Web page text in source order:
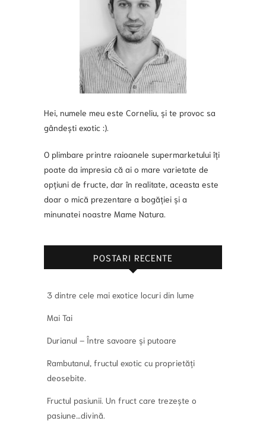
Hei, numele meu este Corneliu, și te provoc sa
gândești exotic :).
O plimbare printre raioanele supermarketului îți
poate da impresia că ai o mare varietate de
opțiuni de fructe, dar în realitate, aceasta este
doar o mică prezentare a bogăției și a
minunatei noastre Mame Natura.
POSTARI RECENTE
3 dintre cele mai exotice locuri din lume
Mai Tai
Durianul – Între savoare și putoare
Rambutanul, fructul exotic cu proprietăți
deosebite.
Fructul pasiunii. Un fruct care trezește o
pasiune…divină.